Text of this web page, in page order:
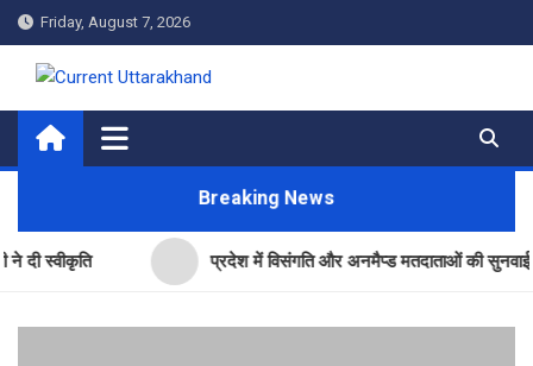
Skip
to
content
Friday, August 7, 2026
Current Uttarakhand
Breaking News
प्रदेश में विसंगति और अनमैप्ड मतदाताओं की सुनवाई जारी-